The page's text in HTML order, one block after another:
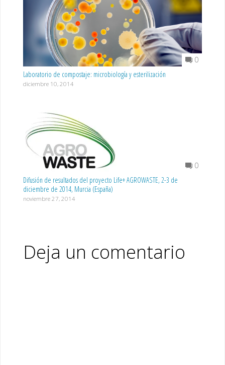
0
Laboratorio de compostaje: microbiología y esterilización
diciembre 10, 2014
0
Difusión de resultados del proyecto Life+ AGROWASTE, 2-3 de
diciembre de 2014, Murcia (España)
noviembre 27, 2014
Deja un comentario